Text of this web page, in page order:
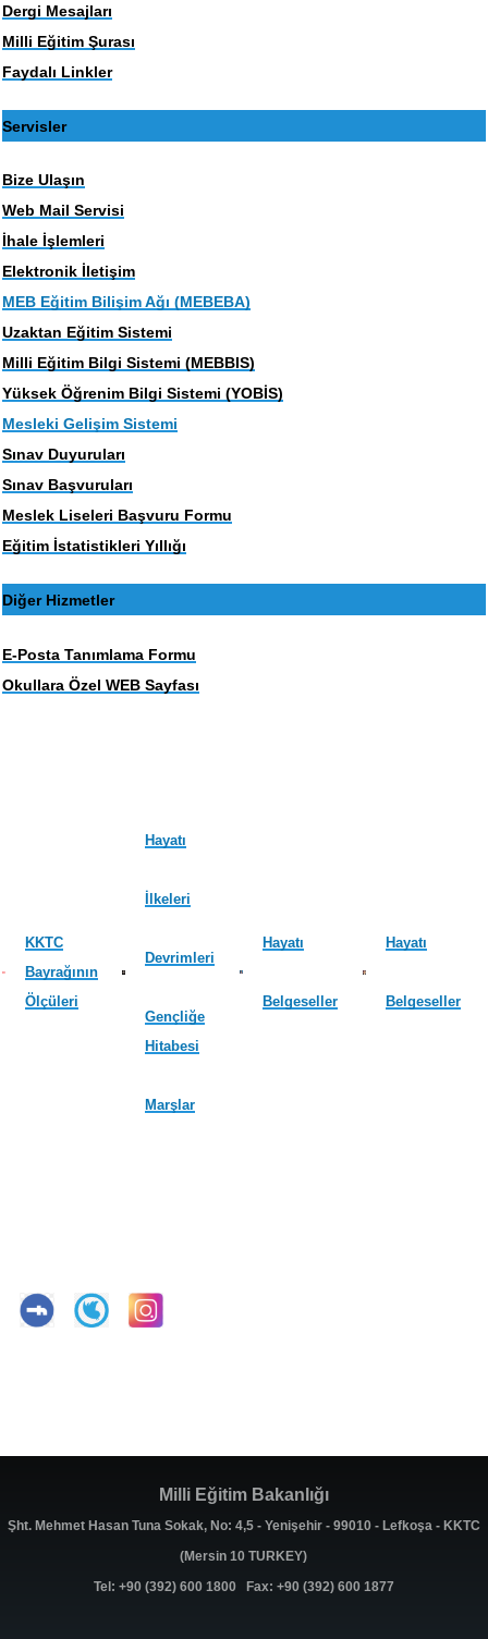
Dergi Mesajları
Milli Eğitim Şurası
Faydalı Linkler
Servisler
Bize Ulaşın
Web Mail Servisi
İhale İşlemleri
Elektronik İletişim
MEB Eğitim Bilişim Ağı (MEBEBA)
Uzaktan Eğitim Sistemi
Milli Eğitim Bilgi Sistemi (MEBBIS)
Yüksek Öğrenim Bilgi Sistemi (YOBİS)
Mesleki Gelişim Sistemi
Sınav Duyuruları
Sınav Başvuruları
Meslek Liseleri Başvuru Formu
Eğitim İstatistikleri Yıllığı
Diğer Hizmetler
E-Posta Tanımlama Formu
Okullara Özel WEB Sayfası
KKTC
Bayrağının
Ölçüleri
Hayatı
İlkeleri
Devrimleri
Gençliğe
Hitabesi
Marşlar
Hayatı
Belgeseller
Hayatı
Belgeseller
Milli Eğitim Bakanlığı
Şht. Mehmet Hasan Tuna Sokak, No: 4,5 - Yenişehir - 99010 - Lefkoşa - KKTC
(Mersin 10 TURKEY)
Tel: +90 (392) 600 1800 Fax: +90 (392) 600 1877